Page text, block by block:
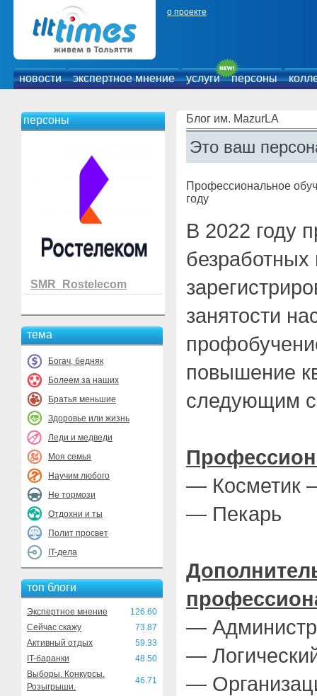
о проекте
новости экспертное мнение услуги персоны
персоны
SMR_Rostelecom
тема
Богач, бедняк
Болеем за наших
Братья меньшие
Здоровье или жизнь
Леди и медведи
Моя семья
Научим любого
Не тормози
Отдохни и ты
Полит просвет
IT-дела
топ блоги
Экспертное мнение
126.60
Сейчас скажу
73.87
Активный отдых
59.33
IT-баранки
48.50
Выборы. Конкурсы.
Розыгрыши.
46.71
Блог им. MazurLA
Это ваш
Профессиональное
году
В 2022 году
безработных
занятости
повышение
следующим
— Косметик –
— Пекарь
—
—
—